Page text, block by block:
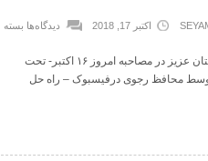
اکتبر 17, 2018 دیدگاه‌ها بسته
هم میهنان ودوستان عزیز در مصاحبه امروز ۱۶ اکتبر- تحت
محافظ رجوی درفیسبوک – راه حل